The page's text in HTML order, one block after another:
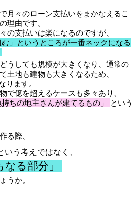
月々のローン支払いをまかなえるこ
理由です。
の支払いは楽になるのですが、
む」というところが一番ネックになる
うしても規模が大きくなり、通常の
土地も建物も大きくなるため、
ります。
で億を超えるケースも多々あり、
ちの地主さんが建てるもの」
という
る際、
いう考えではなく、
なる部分」
うか。